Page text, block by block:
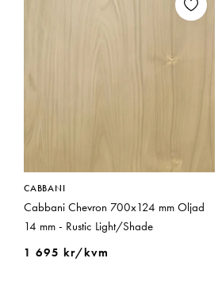
CABBANI
Cabbani Chevron 700x124 mm Oljad
14 mm - Rustic Light/Shade
1 695 kr/kvm